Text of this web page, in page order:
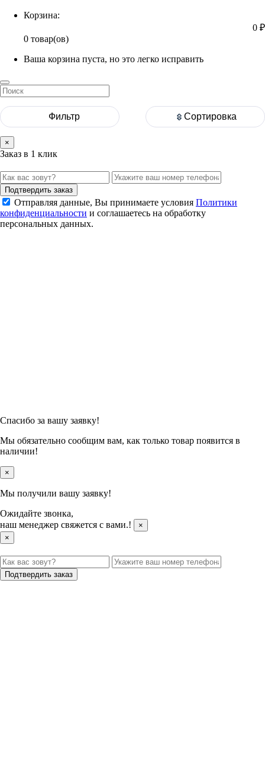
Корзина:
0 ₽
0 товар(ов)
Ваша корзина пуста, но это легко исправить
Фильтр Сортировка
×
Заказ в 1 клик
Подтвердить заказ
Отправляя данные, Вы принимаете условия Политики
конфиденциальности и соглашаетесь на обработку
персональных данных.
Спасибо за вашу заявку!
Мы обязательно сообщим вам, как только товар появится в
наличии!
×
Мы получили вашу заявку!
Ожидайте звонка,
наш менеджер свяжется с вами.!
×
×
Подтвердить заказ